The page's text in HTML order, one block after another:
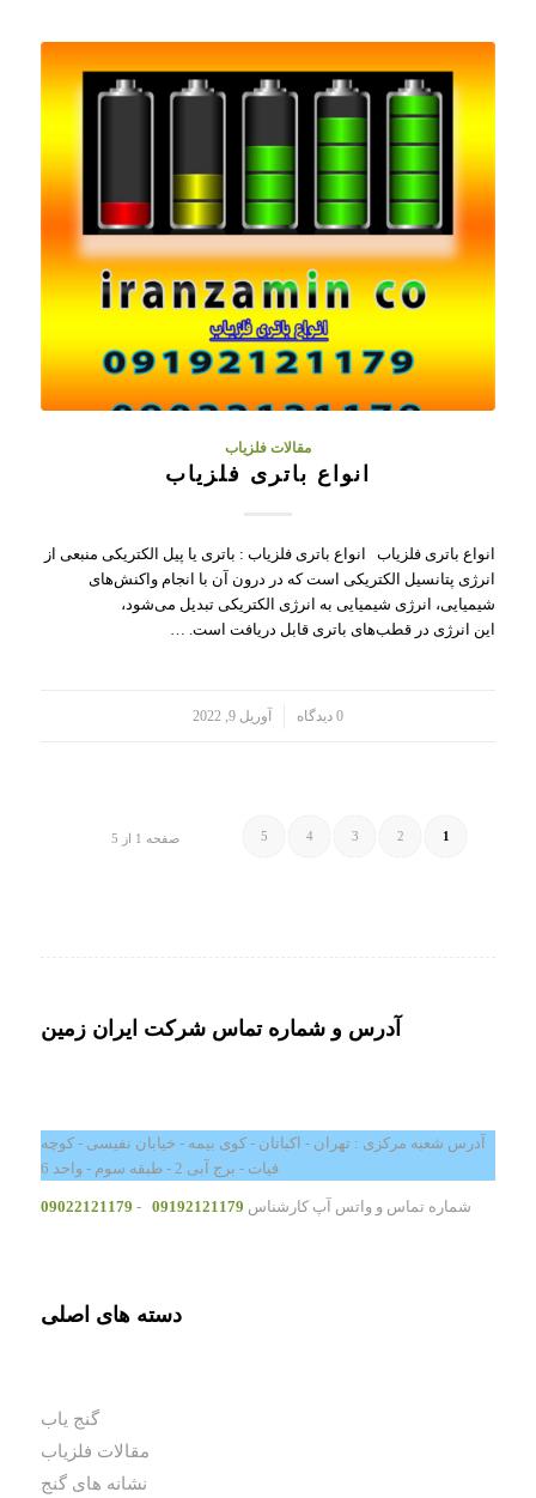
مقالات فلزیاب
انواع باتری فلزیاب
انواع باتری فلزیاب انواع باتری فلزیاب : باتری یا پیل الکتریکی منبعی از
انرژی پتانسیل الکتریکی است که در درون آن با انجام واکنش‌های
شیمیایی، انرژی شیمیایی به انرژی الکتریکی تبدیل می‌شود،
این انرژی در قطب‌های باتری قابل دریافت است. …
0 دیدگاه آوریل 9, 2022
صفحه 1 از 5 1
2
3
4
5
آدرس و شماره تماس شرکت ایران زمین
آدرس شعبه مرکزی : تهران - اکباتان - کوی بیمه - خیابان نفیسی - کوچه
فیات - برج آبی 2 - طبقه سوم - واحد 6
شماره تماس و واتس آپ کارشناس 09192121179
-
09022121179
دسته های اصلی
گنج یاب
مقالات فلزیاب
نشانه های گنج